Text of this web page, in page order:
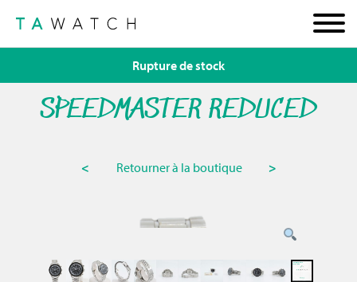
SPEEDMASTER REDUCED
< Retourner à la boutique >
Rupture de stock